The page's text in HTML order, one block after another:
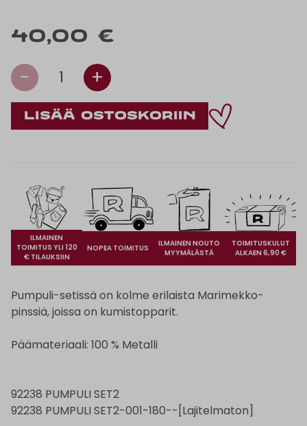
40,00 €
- 1 +
ILMAINEN
TOIMITUS YLI 120
€ TILAUKSIIN
NOPEA TOIMITUS
ILMAINEN NOUTO
MYYMÄLÄSTÄ
TOIMITUSKULUT
ALKAEN 6,90 €
Pumpuli-setissä on kolme erilaista Marimekko-
pinssiä, joissa on kumistopparit.
Päämateriaali: 100 % Metalli
92238 PUMPULI SET2
92238 PUMPULI SET2-001-180--[Lajitelmaton]